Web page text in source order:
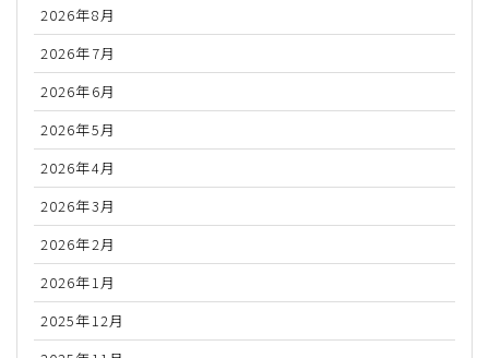
2026年8月
2026年7月
2026年6月
2026年5月
2026年4月
2026年3月
2026年2月
2026年1月
2025年12月